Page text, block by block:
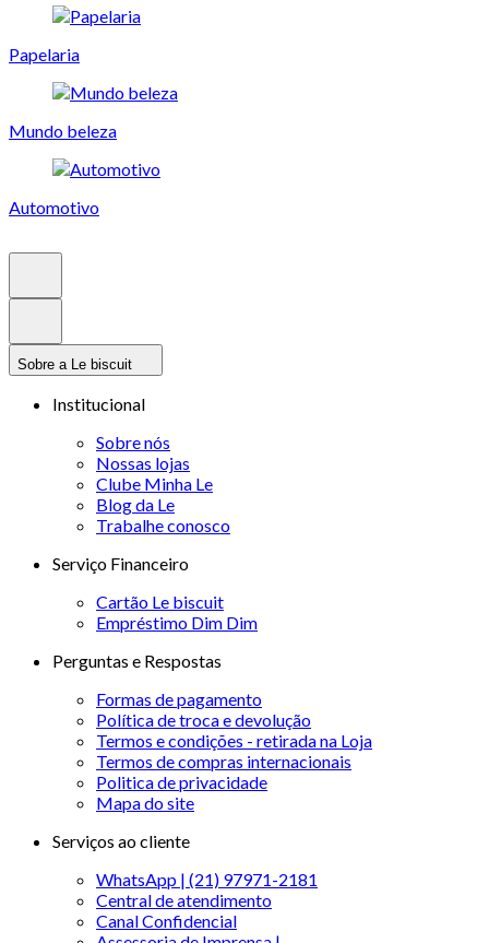
Papelaria
Mundo beleza
Automotivo
Sobre a Le biscuit
Institucional
Sobre nós
Nossas lojas
Clube Minha Le
Blog da Le
Trabalhe conosco
Serviço Financeiro
Cartão Le biscuit
Empréstimo Dim Dim
Perguntas e Respostas
Formas de pagamento
Política de troca e devolução
Termos e condições - retirada na Loja
Termos de compras internacionais
Politica de privacidade
Mapa do site
Serviços ao cliente
WhatsApp | (21) 97971-2181
Central de atendimento
Canal Confidencial